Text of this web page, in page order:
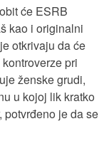
će ESRB
kao i originalni
otkrivaju da će
pri
ženske grudi,
u kojoj lik kratko
potvrđeno je da se